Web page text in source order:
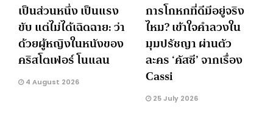
เป็นส่วนหนึ่ง เป็นแรง
ขับ แต่ไม่ได้เฉิดฉาย: ว่า
ด้วยผู้หญิงในหนังของ
คริสโตเฟอร์ โนแลน
4 August 2026
การโกหกที่ดีมีอยู่จริง
ไหม? เข้าใจคำลวงใน
มุมปรัชญา ผ่านตัว
ละคร ‘คัสซี’ จากเรื่อง
Cassi
25 July 2026